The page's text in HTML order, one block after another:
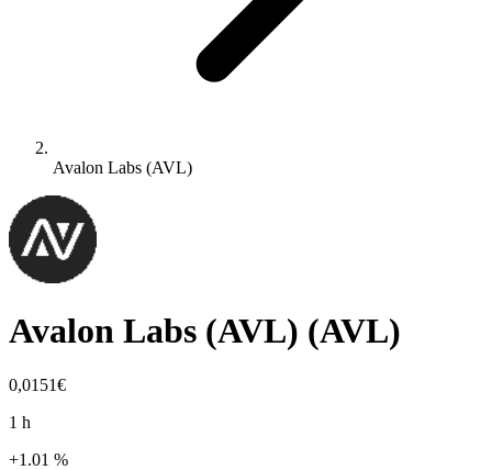
Avalon Labs (AVL)
Avalon Labs (AVL) (AVL)
0,0151€
1 h
+1.01 %